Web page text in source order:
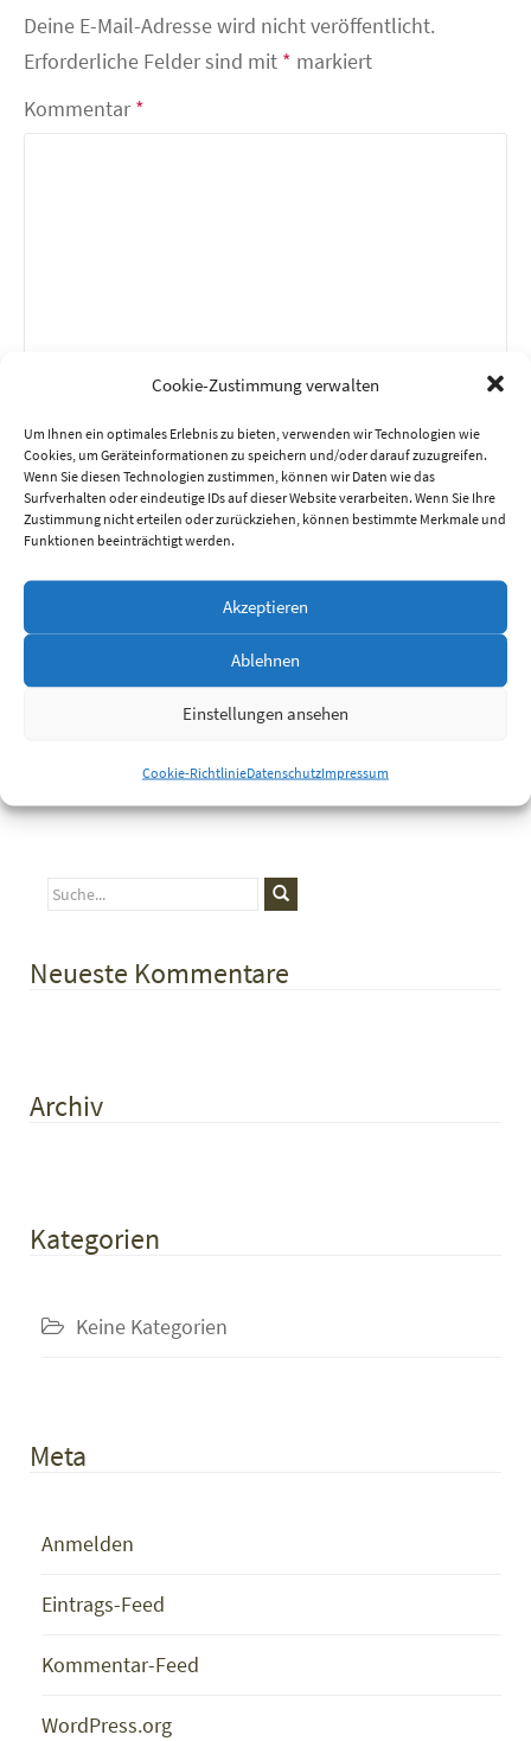
Cookie-Zustimmung verwalten
Um Ihnen ein optimales Erlebnis zu bieten, verwenden wir Technologien wie
Cookies, um Geräteinformationen zu speichern und/oder darauf zuzugreifen.
Wenn Sie diesen Technologien zustimmen, können wir Daten wie das
Surfverhalten oder eindeutige IDs auf dieser Website verarbeiten. Wenn Sie Ihre
Zustimmung nicht erteilen oder zurückziehen, können bestimmte Merkmale und
Funktionen beeinträchtigt werden.
Akzeptieren
Ablehnen
Einstellungen ansehen
Cookie-RichtlinieDatenschutzImpressum
Deine E-Mail-Adresse wird nicht veröffentlicht.
Erforderliche Felder sind mit * markiert
Kommentar *
Name*
E-Mail-Adresse*
Website
Neueste Kommentare
Archiv
Kategorien
Keine Kategorien
Meta
Anmelden
Eintrags-Feed
Kommentar-Feed
WordPress.org